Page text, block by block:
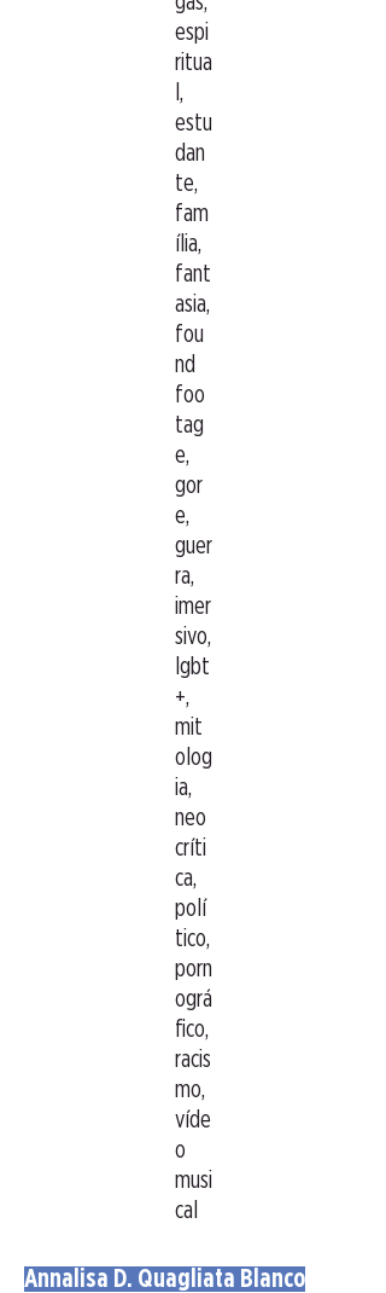
espi
ritua
l,
estu
dan
te,
fam
ília,
fant
asia,
fou
nd
foo
tag
e,
gor
e,
guer
ra,
imer
sivo,
lgbt
+,
mit
olog
ia,
neo
críti
ca,
polí
tico,
porn
ográ
fico,
racis
mo,
víde
o
musi
cal
Annalisa D. Quagliata Blanco